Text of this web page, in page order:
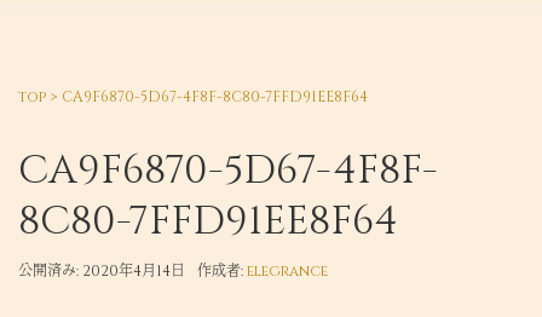
top > CA9F6870-5D67-4F8F-8C80-7FFD91EE8F64
CA9F6870-5D67-4F8F-
8C80-7FFD91EE8F64
公開済み: 2020年4月14日 作成者:elegrance